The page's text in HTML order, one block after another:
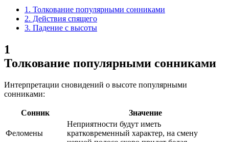
1. Толкование популярными сонниками
2. Действия спящего
3. Падение с высоты
1
Толкование популярными сонниками
Интерпретации сновидений о высоте популярными
сонниками:
Сонник Значение
Феломены
Неприятности будут иметь
кратковременный характер, на смену